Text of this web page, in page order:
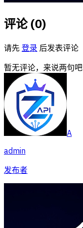
评论 (0)
请先 登录 后发表评论
暂无评论，来说两句吧
A
admin
发布者